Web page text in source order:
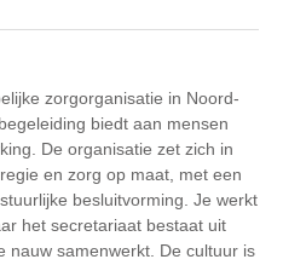
zorgorganisatie in Noord-
biedt aan mensen
De organisatie zet zich in
en zorg op maat, met een
besluitvorming. Je werkt
het secretariaat bestaat uit
nauw samenwerkt. De cultuur is